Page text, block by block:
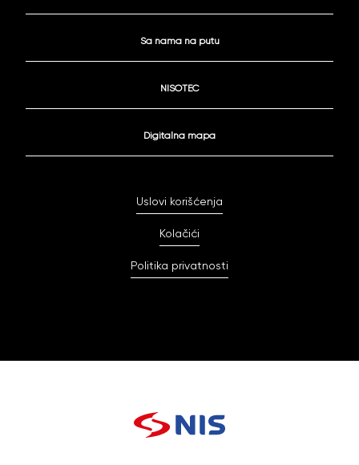
Sa nama na putu
NISOTEC
Digitalna mapa
Uslovi korišćenja
Kolačići
Politika privatnosti